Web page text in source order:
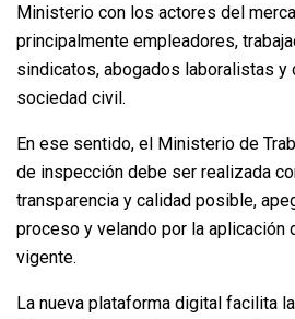
Ministerio con los actores del
principalmente empleadores,
sindicatos, abogados laboralistas y
sociedad civil.
En ese sentido, el Ministerio de
de inspección debe ser realizada
transparencia y calidad posible,
proceso y velando por la aplicación
vigente.
La nueva plataforma digital facilita